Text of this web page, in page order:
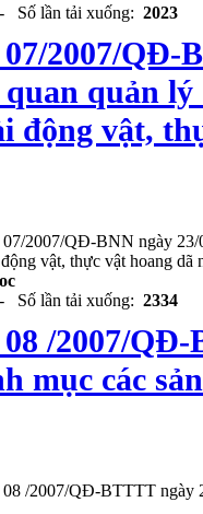
Số lần tải xuống: 2023
2007/QĐ-
quản lý
động vật,
2007/QĐ-BNN ngày
vật, thực vật hoang dã
Số lần tải xuống: 2334
/2007/
mục các
/2007/QĐ-BTTTT ngày